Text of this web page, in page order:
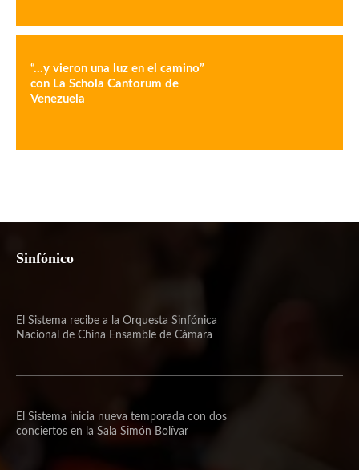
“…y vieron una luz en el camino”
con La Schola Cantorum de
Venezuela
Sinfónico
El Sistema recibe a la Orquesta Sinfónica
Nacional de China Ensamble de Cámara
El Sistema inicia nueva temporada con dos
conciertos en la Sala Simón Bolívar